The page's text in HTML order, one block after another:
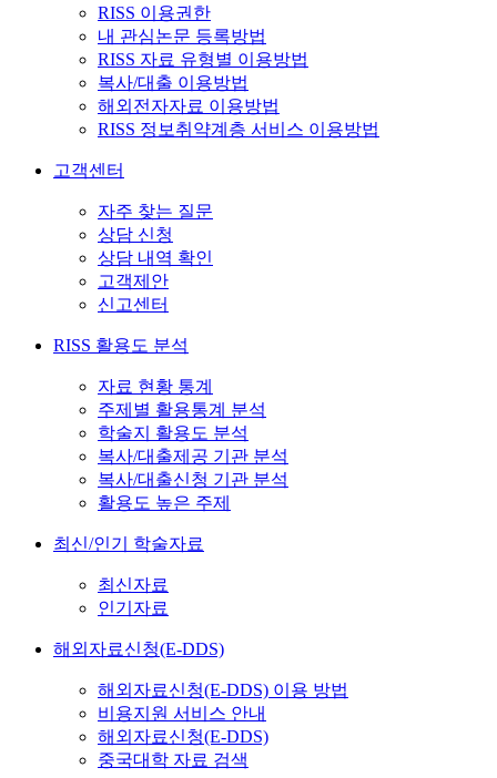
RISS 이용권한
내 관심논문 등록방법
RISS 자료 유형별 이용방법
복사/대출 이용방법
해외전자자료 이용방법
RISS 정보취약계층 서비스 이용방법
고객센터
자주 찾는 질문
상담 신청
상담 내역 확인
고객제안
신고센터
RISS 활용도 분석
자료 현황 통계
주제별 활용통계 분석
학술지 활용도 분석
복사/대출제공 기관 분석
복사/대출신청 기관 분석
활용도 높은 주제
최신/인기 학술자료
최신자료
인기자료
해외자료신청(E-DDS)
해외자료신청(E-DDS) 이용 방법
비용지원 서비스 안내
해외자료신청(E-DDS)
중국대학 자료 검색